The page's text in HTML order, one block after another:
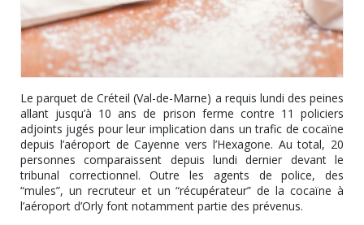
Le parquet de Créteil (Val-de-Marne) a requis lundi des peines
allant jusqu’à 10 ans de prison ferme contre 11 policiers
adjoints jugés pour leur implication dans un trafic de cocaïne
depuis l’aéroport de Cayenne vers l’Hexagone. Au total, 20
personnes comparaissent depuis lundi dernier devant le
tribunal correctionnel. Outre les agents de police, des
“mules”, un recruteur et un “récupérateur” de la cocaïne à
l’aéroport d’Orly font notamment partie des prévenus.